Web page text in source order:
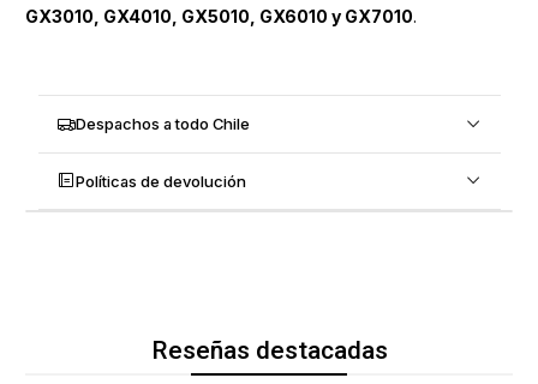
GX3010, GX4010, GX5010, GX6010 y GX7010.
Despachos a todo Chile
Políticas de devolución
Reseñas destacadas